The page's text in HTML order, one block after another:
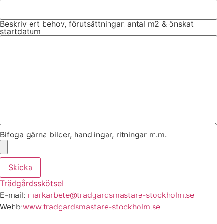
Beskriv ert behov, förutsättningar, antal m2 & önskat
startdatum
Bifoga gärna bilder, handlingar, ritningar m.m.
Skicka
Trädgårdsskötsel
E-mail: markarbete@tradgardsmastare-stockholm.se
Webb:www.tradgardsmastare-stockholm.se